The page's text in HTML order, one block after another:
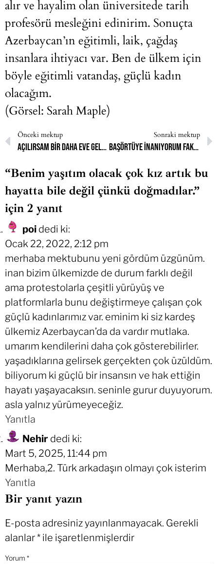
alır ve hayalim olan üniversitede tarih
profesörü mesleğini edinirim. Sonuçta
Azerbaycan’ın eğitimli, laik, çağdaş
insanlara ihtiyacı var. Ben de ülkem için
böyle eğitimli vatandaş, güçlü kadın
olacağım.
(Görsel: Sarah Maple)
Önceki mektup
Açılırsam bir daha eve gelemezmişim, kızları olamazmışım…
Sonraki mektup
Başörtüye inanıyorum fakat artık yapamıyorum.
“Benim yaşıtım olacak çok kız artık bu
hayatta bile değil çünkü doğmadılar.”
için 2 yanıt
poi dedi ki:
Ocak 22, 2022, 2:12 pm
merhaba mektubunu yeni gördüm üzgünüm.
inan bizim ülkemizde de durum farklı değil
ama protestolarla çeşitli yürüyüş ve
platformlarla bunu değiştirmeye çalışan çok
güçlü kadınlarımız var. eminim ki siz kardeş
ülkemiz Azerbaycan’da da vardır mutlaka.
umarım kendilerini daha çok gösterebilirler.
yaşadıklarına gelirsek gerçekten çok üzüldüm.
biliyorum ki güçlü bir insansın ve hak ettiğin
hayatı yaşayacaksın. seninle gurur duyuyorum.
asla yalnız yürümeyeceğiz.
Yanıtla
Nehir dedi ki:
Mart 5, 2025, 11:44 pm
Merhaba,2. Türk arkadaşın olmayı çok isterim
Yanıtla
Bir yanıt yazın
E-posta adresiniz yayınlanmayacak. Gerekli
alanlar* ile işaretlenmişlerdir
Yorum *